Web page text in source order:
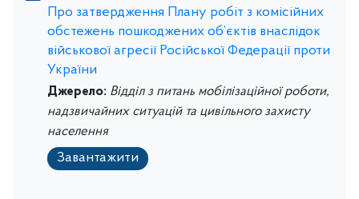
Про затвердження Плану робіт з комісійних
обстежень пошкоджених об’єктів внаслідок
військової агресії Російської Федерації проти
України
Джерело: Відділ з питань мобілізаційної роботи,
надзвичайних ситуацій та цивільного захисту
населення
Завантажити